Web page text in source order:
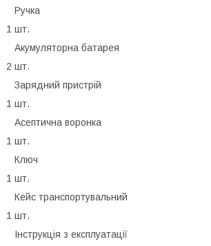
Ручка
1 шт.
Акумуляторна батарея
2 шт.
Зарядний пристрій
1 шт.
Асептична воронка
1 шт.
Ключ
1 шт.
Кейс транспортувальний
1 шт.
Інструкція з експлуатації